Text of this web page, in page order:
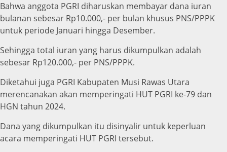
Bahwa anggota PGRI diharuskan membayar dana iuran
bulanan sebesar Rp10.000,- per bulan khusus PNS/PPPK
untuk periode Januari hingga Desember.
Sehingga total iuran yang harus dikumpulkan adalah
sebesar Rp120.000,- per PNS/PPPK.
Diketahui juga PGRI Kabupaten Musi Rawas Utara
merencanakan akan memperingati HUT PGRI ke-79 dan
HGN tahun 2024.
Dana yang dikumpulkan itu disinyalir untuk keperluan
acara memperingati HUT PGRI tersebut.